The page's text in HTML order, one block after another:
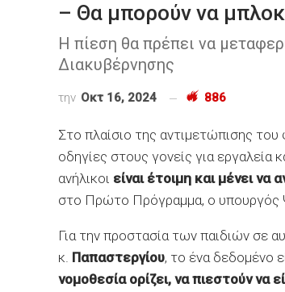
– Θα μπορούν να
Η πίεση θα πρέπει να
Διακυβέρνησης
την Οκτ 16, 2024 886
Στο πλαίσιο της αντιμετώπισης
οδηγίες στους γονείς για εργαλεία
ανήλικοι είναι έτοιμη και μένει να
στο Πρώτο Πρόγραμμα, ο υπουργός
Για την προστασία των παιδιών σε
κ. Παπαστεργίου, το ένα δεδομένο
νομοθεσία ορίζει, να πιεστούν να